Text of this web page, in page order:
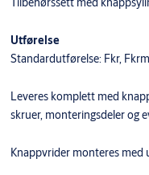
Utførelse
Standardutførelse: Fkr,
Leveres komplett med
skruer, monteringsdeler og
Knappvrider monteres med